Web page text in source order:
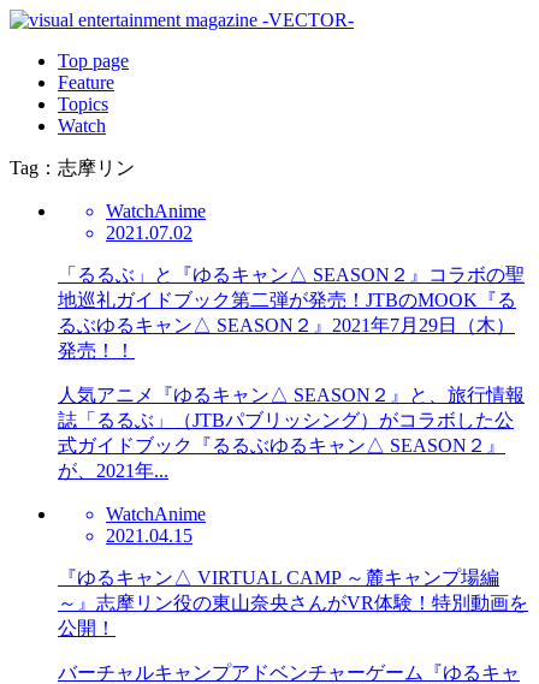
Top page
Feature
Topics
Watch
Tag：志摩リン
WatchAnime
2021.07.02
「るるぶ」と『ゆるキャン△ SEASON２』コラボの聖
地巡礼ガイドブック第二弾が発売！JTBのMOOK『る
るぶゆるキャン△ SEASON２』2021年7月29日（木）
発売！！
人気アニメ『ゆるキャン△ SEASON２』と、旅行情報
誌「るるぶ」（JTBパブリッシング）がコラボした公
式ガイドブック『るるぶゆるキャン△ SEASON２』
が、2021年...
WatchAnime
2021.04.15
『ゆるキャン△ VIRTUAL CAMP ～麓キャンプ場編
～』志摩リン役の東山奈央さんがVR体験！特別動画を
公開！
バーチャルキャンプアドベンチャーゲーム『ゆるキャ